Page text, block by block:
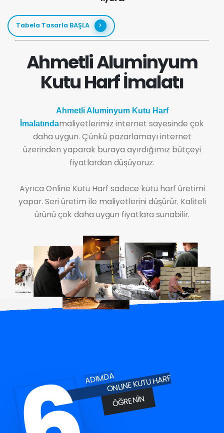
Tabela Tasarla BAŞLA
Ahmetli Aluminyum
Kutu Harf İmalatı
Ahmetli Aluminyum Kutu Harf
İmalatındamaliyetlerimiz internet sayesinde çok
daha uygun. Çünkü pazarlamayı internet
üzerinden yaparak buraya ayırdığımız bütçeyi
fiyatlardan düşüyoruz.
Ayrıca Online Kutu Harf sadece kutu harf üretimi
yapar. Seri üretim ile maliyetlerini düşürür. Kaliteli
ürünü çok daha uygun fiyatlara sunabilir.
ADIMDAONLINE KUTU HARF
ÖĞRENIN